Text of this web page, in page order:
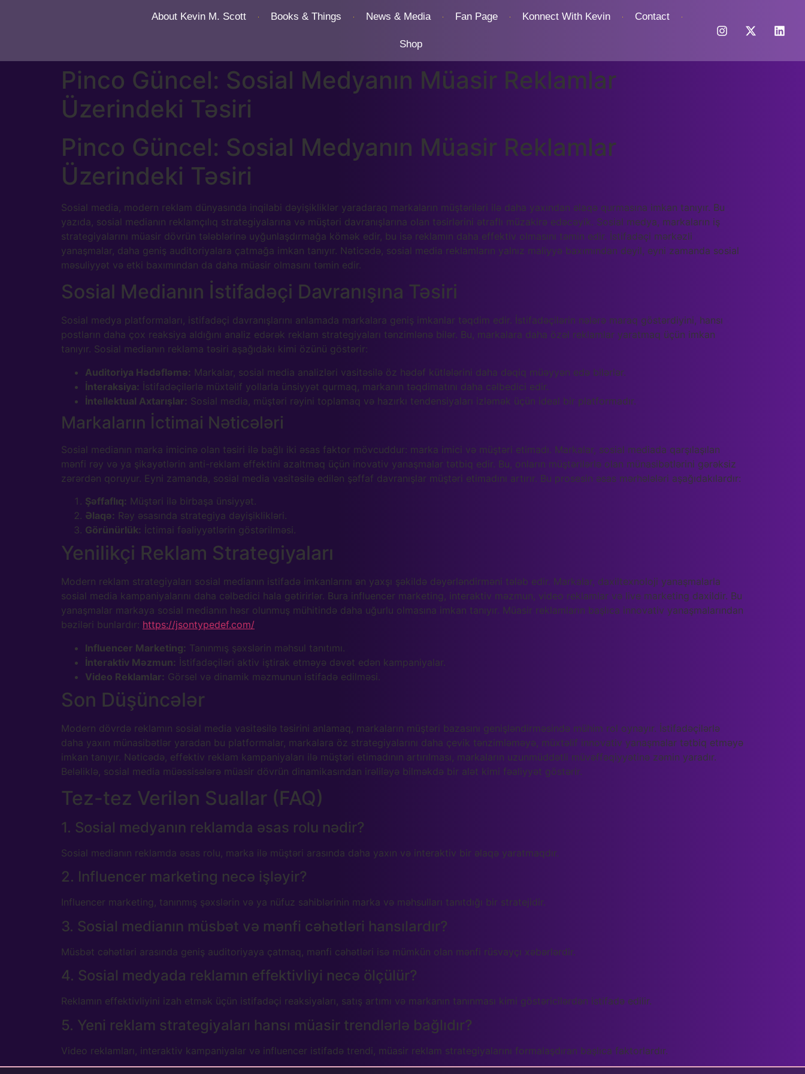
About Kevin M. Scott Books & Things News & Media Fan Page Konnect With Kevin Contact
Shop
Pinco Güncel: Sosial Medyanın Müasir Reklamlar
Üzerindeki Təsiri
Pinco Güncel: Sosial Medyanın Müasir Reklamlar
Üzerindeki Təsiri
Sosial media, modern reklam dünyasında inqilabi dəyişikliklər yaradaraq markaların müştəriləri ilə daha yaxından əlaqə qurmasına imkan tanıyır. Bu
yazıda, sosial medianın reklamçılıq strategiyalarına və müştəri davranışlarına olan təsirlərini ətraflı müzakirə edəcəyik. Sosial medya, markaların iş
strategiyalarını müasir dövrün tələblərinə uyğunlaşdırmağa kömək edir, bu isə reklamın daha effektiv olmasını təmin edir. İstifadəçi mərkəzli
yanaşmalar, daha geniş auditoriyalara çatmağa imkan tanıyır. Nəticədə, sosial media reklamların yalnız maliyyə baxımından deyil, eyni zamanda sosial
məsuliyyət və etki baxımından da daha müasir olmasını təmin edir.
Sosial Medianın İstifadəçi Davranışına Təsiri
Sosial medya platformaları, istifadəçi davranışlarını anlamada markalara geniş imkanlar təqdim edir. İstifadəçilərin nələrə maraq göstərdiyini, hansı
postların daha çox reaksiya aldığını analiz edərək reklam strategiyaları tənzimlənə bilər. Bu, markalara daha özəl reklamlar yaratmaq üçün imkan
tanıyır. Sosial medianın reklama təsiri aşağıdakı kimi özünü göstərir:
Auditoriya Hədəfləmə: Markalar, sosial media analizləri vasitəsilə öz hədəf kütlələrini daha dəqiq müəyyən edə bilərlər.
İnteraksiya: İstifadəçilərlə müxtəlif yollarla ünsiyyət qurmaq, markanın təqdimatını daha cəlbedici edir.
İntellektual Axtarışlar: Sosial media, müştəri rəyini toplamaq və hazırkı tendensiyaları izləmək üçün ideal bir platformadır.
Markaların İctimai Nəticələri
Sosial medianın marka imicinə olan təsiri ilə bağlı iki əsas faktor mövcuddur: marka imici və müştəri etimadı. Markalar, sosial mediada qarşılaşılan
mənfi rəy və ya şikayətlərin anti-reklam effektini azaltmaq üçün inovativ yanaşmalar tətbiq edir. Bu, onların müştərilərlə olan münasibətlərini gərəksiz
zərərdən qoruyur. Eyni zamanda, sosial media vasitəsilə edilən şəffaf davranışlar müştəri etimadını artırır. Bu prosesin əsas mərhələləri aşağıdakılardır:
Şəffaflıq: Müştəri ilə birbaşa ünsiyyət.
Əlaqə: Rəy əsasında strategiya dəyişiklikləri.
Görünürlük: İctimai fəaliyyətlərin göstərilməsi.
Yenilikçi Reklam Strategiyaları
Modern reklam strategiyaları sosial medianın istifadə imkanlarını ən yaxşı şəkildə dəyərləndirməni tələb edir. Markalar, daxiltexnoloji yanaşmalarla
sosial media kampaniyalarını daha cəlbedici hala gətirirlər. Bura influencer marketing, interaktiv məzmun, video reklamlar və live marketing daxildir. Bu
yanaşmalar markaya sosial medianın həsr olunmuş mühitində daha uğurlu olmasına imkan tanıyır. Müasir reklamların başlıca innovativ yanaşmalarından
bəziləri bunlardır: https://jsontypedef.com/
Influencer Marketing: Tanınmış şəxslərin məhsul tanıtımı.
İnteraktiv Məzmun: İstifadəçiləri aktiv iştirak etməyə dəvət edən kampaniyalar.
Video Reklamlar: Görsel və dinamik məzmunun istifadə edilməsi.
Son Düşüncələr
Modern dövrdə reklamın sosial media vasitəsilə təsirini anlamaq, markaların müştəri bazasını genişləndirməsində mühim rol oynayır. İstifadəçilərlə
daha yaxın münasibətlər yaradan bu platformalar, markalara öz strategiyalarını daha çevik tənzimləməyə, müxtəlif innovativ yanaşmalar tətbiq etməyə
imkan tanıyır. Nəticədə, effektiv reklam kampaniyaları ilə müştəri etimadının artırılması, markaların uzunmüddətli müvəffəqiyyətinə zəmin yaradır.
Beləliklə, sosial media müəssisələrə müasir dövrün dinamikasından irəliləyə bilməkdə bir alət kimi fəaliyyət göstərir.
Tez-tez Verilən Suallar (FAQ)
1. Sosial medyanın reklamda əsas rolu nədir?
Sosial medianın reklamda əsas rolu, marka ilə müştəri arasında daha yaxın və interaktiv bir əlaqə yaratmaqdır.
2. Influencer marketing necə işləyir?
Influencer marketing, tanınmış şəxslərin və ya nüfuz sahiblərinin marka və məhsulları tanıtdığı bir stratejidir.
3. Sosial medianın müsbət və mənfi cəhətləri hansılardır?
Müsbət cəhətləri arasında geniş auditoriyaya çatmaq, mənfi cəhətləri isə mümkün olan mənfi rüsvayçı xəbərlərdir.
4. Sosial medyada reklamın effektivliyi necə ölçülür?
Reklamın effektivliyini izah etmək üçün istifadəçi reaksiyaları, satış artımı və markanın tanınması kimi göstəricilərdən istifadə edilir.
5. Yeni reklam strategiyaları hansı müasir trendlərlə bağlıdır?
Video reklamları, interaktiv kampaniyalar və influencer istifadə trendi, müasir reklam strategiyalarını formalaşdıran başlıca faktorlardır.